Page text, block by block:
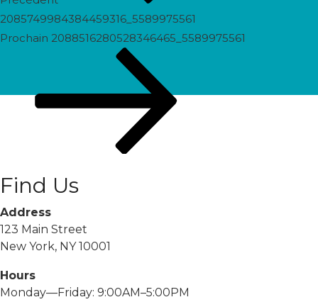
2085749984384459316_5589975561
Prochain
Prochain 2088516280528346465_5589975561
Find Us
Address
123 Main Street
New York, NY 10001
Hours
Monday—Friday: 9:00AM–5:00PM